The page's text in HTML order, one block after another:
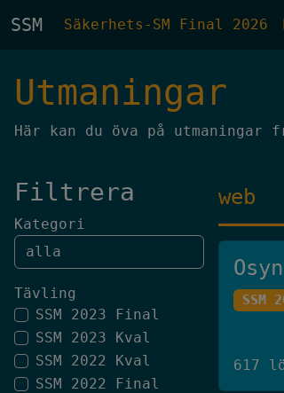
SSM Säkerhets-SM Final 2026
Utmaningar
Här kan du öva på utmaningar
Filtrera
Kategori
Tävling
SSM 2023 Final
SSM 2023 Kval
SSM 2022 Kval
SSM 2022 Final
web
SSM
617